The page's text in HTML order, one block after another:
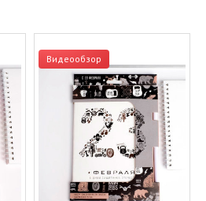
Видеообзор